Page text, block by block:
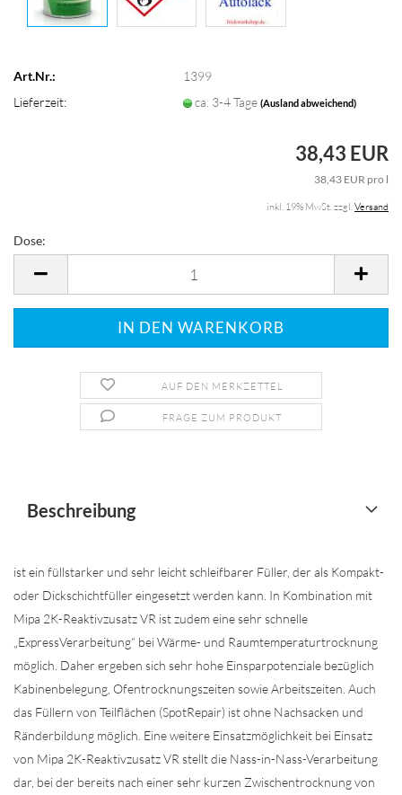
Art.Nr.:
1399
Lieferzeit:
ca. 3-4 Tage(Ausland abweichend)
38,43 EUR
38,43 EUR pro l
inkl. 19% MwSt. zzgl.Versand
Dose:
AUF DEN MERKZETTEL
FRAGE ZUM PRODUKT
Beschreibung
ist ein füllstarker und sehr leicht schleifbarer Füller, der als Kompakt-
oder Dickschichtfüller eingesetzt werden kann. In Kombination mit
Mipa 2K-Reaktivzusatz VR ist zudem eine sehr schnelle
„ExpressVerarbeitung“ bei Wärme- und Raumtemperaturtrocknung
möglich. Daher ergeben sich sehr hohe Einsparpotenziale bezüglich
Kabinenbelegung, Ofentrocknungszeiten sowie Arbeitszeiten. Auch
das Füllern von Teilflächen (SpotRepair) ist ohne Nachsacken und
Ränderbildung möglich. Eine weitere Einsatzmöglichkeit bei Einsatz
von Mipa 2K-Reaktivzusatz VR stellt die Nass-in-Nass-Verarbeitung
dar, bei der bereits nach einer sehr kurzen Zwischentrocknung von